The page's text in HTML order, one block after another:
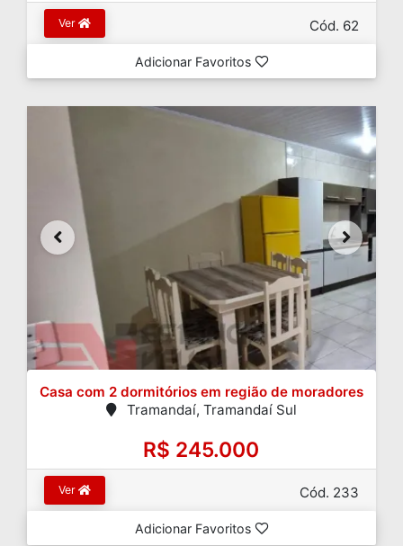
Ver Cód. 62
Adicionar Favoritos
Casa com 2 dormitórios em região de moradores
Tramandaí, Tramandaí Sul
R$ 245.000
Ver Cód. 233
Adicionar Favoritos